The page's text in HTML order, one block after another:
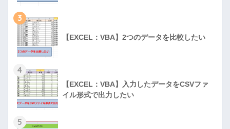
3
【EXCEL：VBA】2つのデータを比較したい
4
【EXCEL：VBA】入力したデータをCSVファ
イル形式で出力したい
5